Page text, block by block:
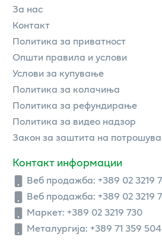
За нас
Контакт
Политика за приватност
Општи правила и услови
Услови за купување
Политика за колачиња
Политика за рефундирање
Политика за видео надзор
Закон за заштита на
Контакт информации
Веб продажба: +389 02 3219
Веб продажба: +389 02 3219
Маркет: +389 02 3219 730
Металургија: +389 71 359 504